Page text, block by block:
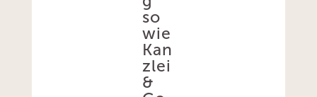
so
wie
Kan
zlei
&